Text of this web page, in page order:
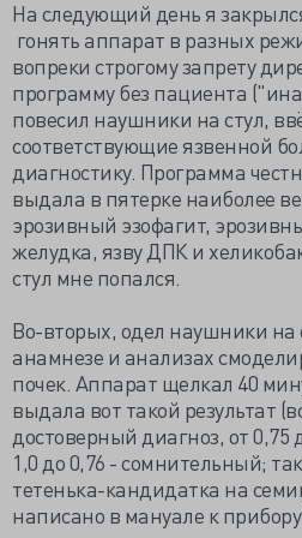
На следующий день я
гонять аппарат в разных
вопреки строгому запрету
программу без пациента
повесил наушники на стул,
соответствующие язвенной
диагностику. Программа
выдала в пятерке наиболее
эрозивный эзофагит,
желудка, язву ДПК и
стул мне попался.
Во-вторых, одел наушники на
анамнезе и анализах
почек. Аппарат щелкал 40
выдала вот такой результат
достоверный диагноз, от 0,75
1,0 до 0,76 - сомнительный;
тетенька-кандидатка на
написано в мануале к